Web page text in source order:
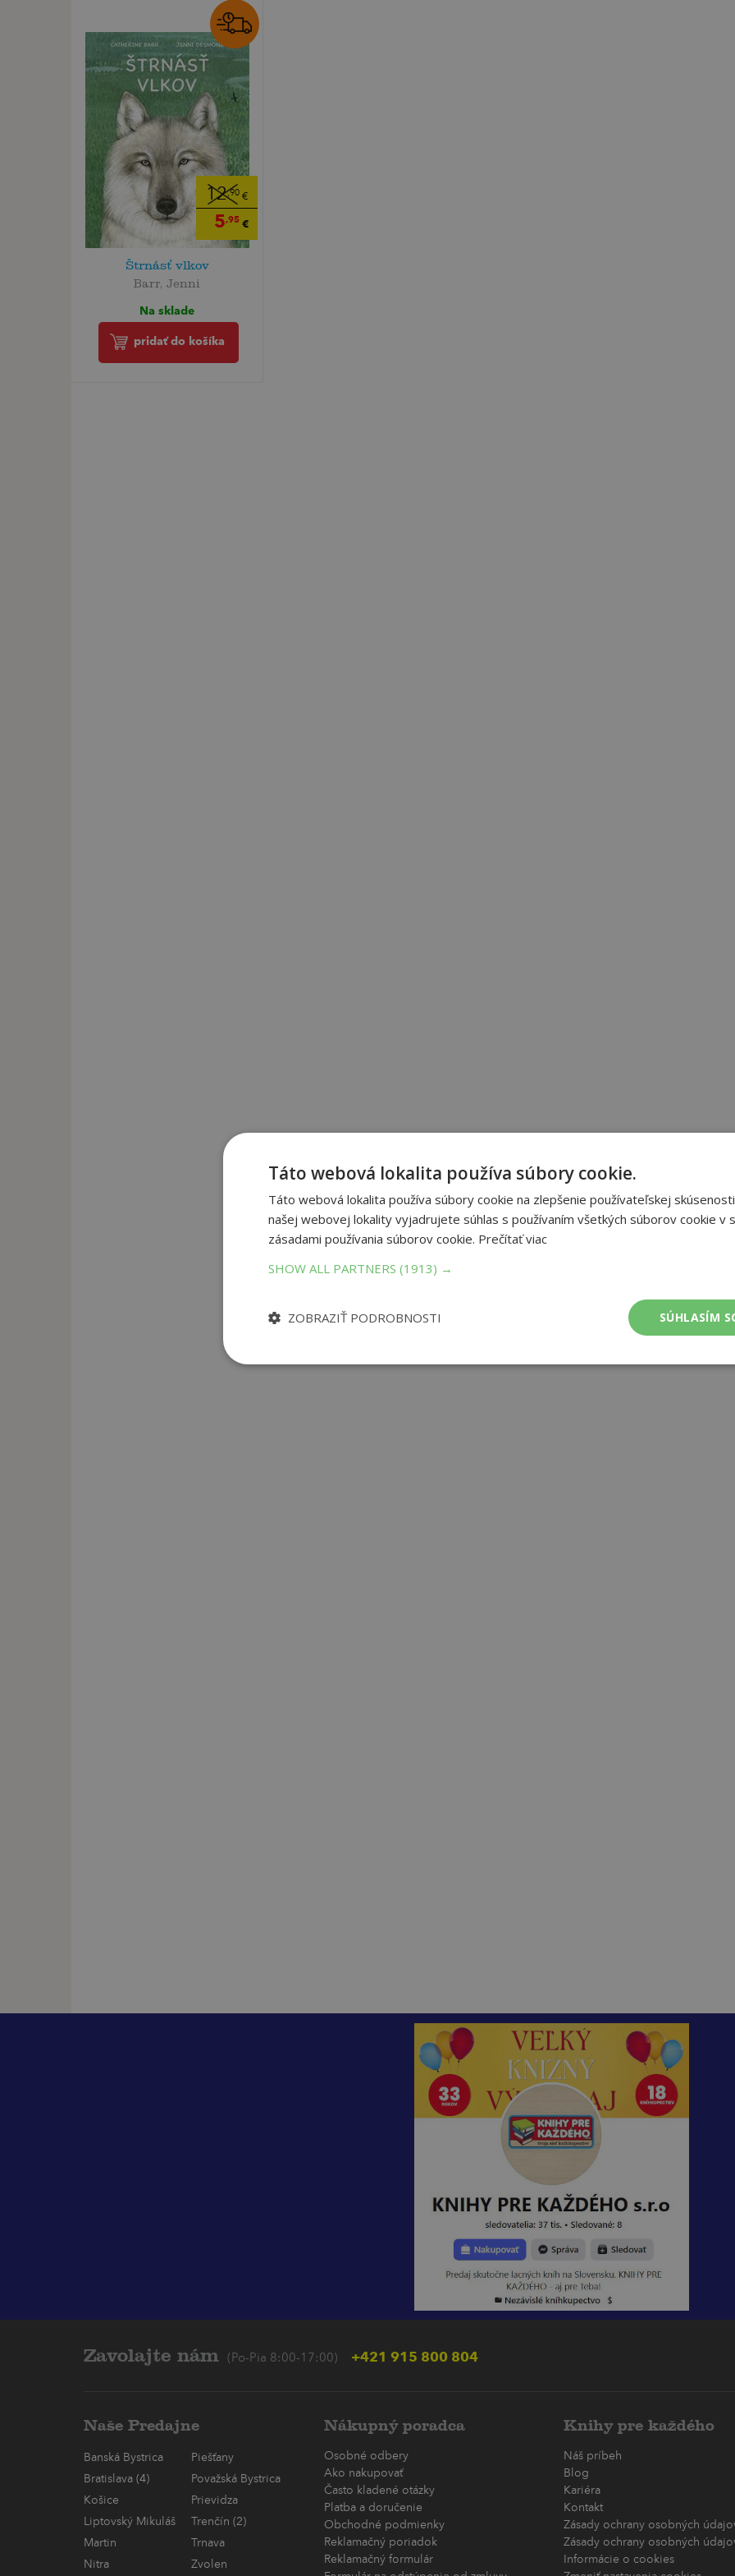
12,90 €
5,95 €
Štrnásť vlkov
Barr, Jenni
Na sklade
pridať do košíka
Zavolajte nám (Po-Pia 8:00-17:00) +421 915 800 804
Naše Predajne
Banská Bystrica
Piešťany
Bratislava (4)
Považská Bystrica
Košice
Prievidza
Liptovský Mikuláš
Trenčín (2)
Martin
Trnava
Nitra
Zvolen
Nákupný poradca
Osobné odbery
Ako nakupovať
Často kladené otázky
Platba a doručenie
Obchodné podmienky
Reklamačný poriadok
Reklamačný formulár
Knihy pre každého
Náš príbeh
Blog
Kariéra
Kontakt
Zásady ochrany osobných
Zásady ochrany osobných
Informácie o cookies
Táto webová lokalita používa súbory cookie.
Táto webová lokalita používa súbory cookie na zlepšenie používateľskej
našej webovej lokality vyjadrujete súhlas s používaním všetkých súborov cookie v
zásadami používania súborov cookie. Prečítať viac
SHOW ALL PARTNERS (1913) →
SÚHLASÍM
ZOBRAZIŤ PODROBNOSTI